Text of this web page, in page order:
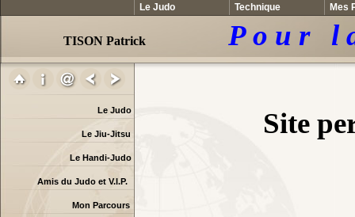
Site
TISON Patrick P o u r l
Le Judo
Le Jiu-Jitsu
Le Handi-Judo
Amis du Judo et V.I.P.
Mon Parcours
Le Judo Technique Mes